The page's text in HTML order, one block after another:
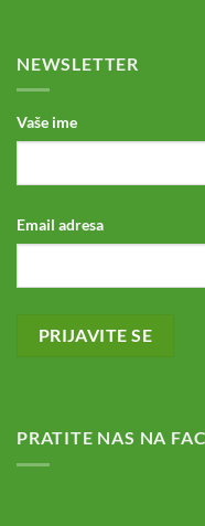
NEWSLETTER
Vaše ime
Email adresa
PRATITE NAS NA